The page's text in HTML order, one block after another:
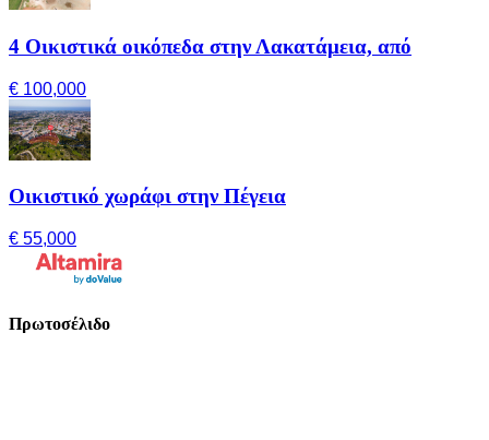
4 Οικιστικά οικόπεδα στην Λακατάμεια, από
€ 100,000
Οικιστικό χωράφι στην Πέγεια
€ 55,000
Πρωτοσέλιδο